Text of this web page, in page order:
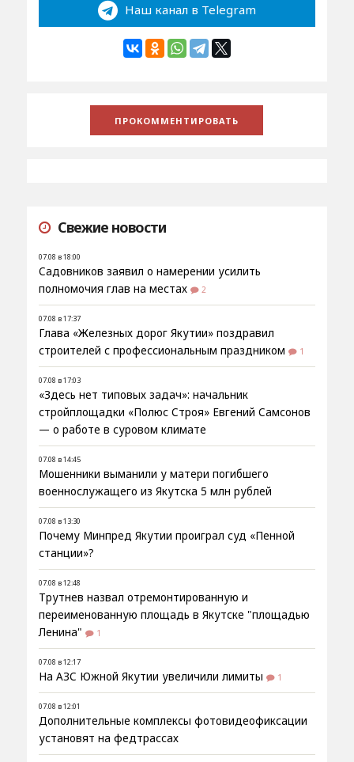
Наш канал в Telegram
Свежие новости
07.08 в 18:00
Садовников заявил о намерении усилить
полномочия глав на местах
2
07.08 в 17:37
Глава «Железных дорог Якутии» поздравил
строителей с профессиональным праздником
1
07.08 в 17:03
«Здесь нет типовых задач»: начальник
стройплощадки «Полюс Строя» Евгений Самсонов
— о работе в суровом климате
07.08 в 14:45
Мошенники выманили у матери погибшего
военнослужащего из Якутска 5 млн рублей
07.08 в 13:30
Почему Минпред Якутии проиграл суд «Пенной
станции»?
07.08 в 12:48
Трутнев назвал отремонтированную и
переименованную площадь в Якутске "площадью
Ленина"
1
07.08 в 12:17
На АЗС Южной Якутии увеличили лимиты 1
07.08 в 12:01
Дополнительные комплексы фотовидеофиксации
установят на федтрассах